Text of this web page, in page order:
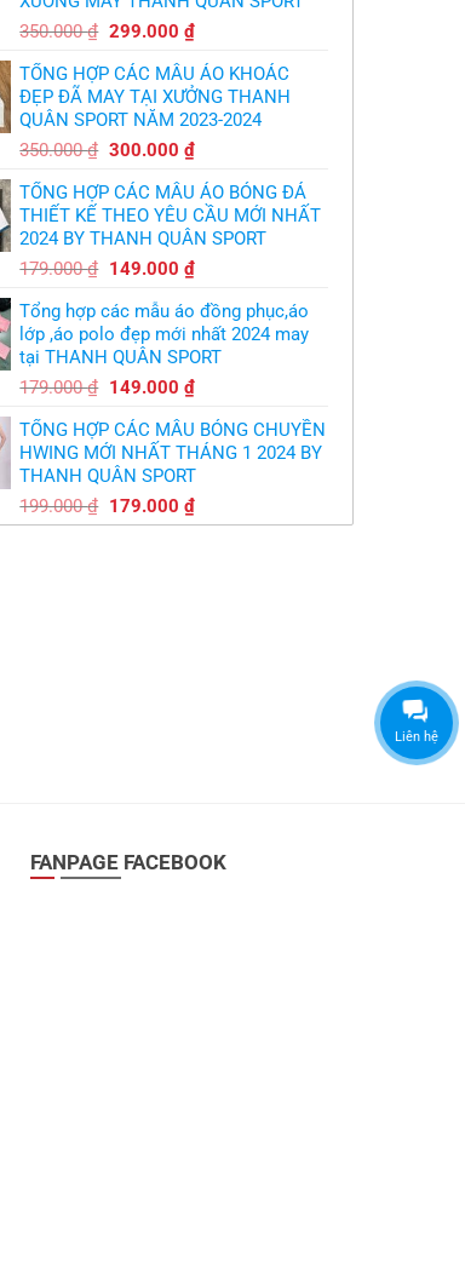
chát
bầy
quỷ
nhỏ
cầu
,thiết
free
350.000₫ Giá
là:
350.000 ₫.
299.000 ₫Giá
tại
là:
299.000 ₫.
TỔNG HỢP CÁC MẪU ÁO KHOÁC
ĐẸP ĐÃ MAY TẠI XƯỞNG THANH
QUÂN SPORT NĂM 2023-2024
350.000₫ Giá
là:
350.000 ₫.
300.000 ₫Giá
tại
là:
300.000 ₫.
TỔNG HỢP CÁC MẪU ÁO BÓNG ĐÁ
THIẾT KẾ THEO YÊU CẦU MỚI NHẤT
2024 BY THANH QUÂN SPORT
179.000₫ Giá
là:
179.000 ₫.
149.000 ₫Giá
tại
là:
149.000 ₫.
Tổng hợp các mẫu áo đồng phục,áo
lớp ,áo polo đẹp mới nhất 2024 may
tại THANH QUÂN SPORT
179.000₫ Giá
là:
179.000 ₫.
149.000 ₫Giá
tại
là:
TỔNG HỢP CÁC MẪU BÓNG CHUYỀN
HWING MỚI NHẤT THÁNG 1 2024 BY
THANH QUÂN SPORT
199.000₫ Giá
gốc
179.000 ₫Giá
hiện
FANPAGE FACEBOOK
Liên hệ